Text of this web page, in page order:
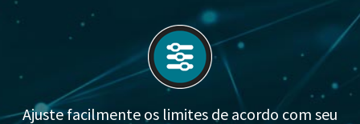
Ajuste facilmente os limites de acordo com seu